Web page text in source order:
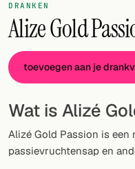
Alle cocktails
Smoothies
Alcoholvrij
Mijn drank
Galerij
DRANKEN
Alize Gold
toevoegen aan je
Wat is Alizé
Alizé Gold Passion is een
passievruchtensap en